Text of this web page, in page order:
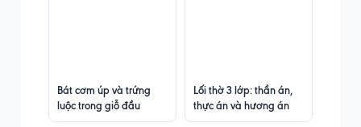
Bát cơm úp và trứng
luộc trong giỗ đầu
Lối thờ 3 lớp: thần án,
thực án và hương án